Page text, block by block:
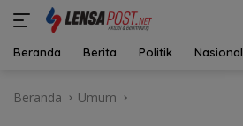
Beranda Berita Politik Nasional
Beranda Umum